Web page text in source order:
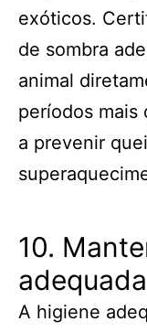
exóticos.
de sombra
animal
períodos mais
a prevenir
10.
adequada
A higiene